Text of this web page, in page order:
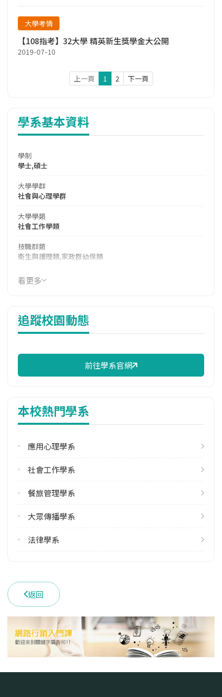
大學考情
【108指考】32大學 精英新生獎學金大公開
2019-07-10
上一頁 1 2 下一頁
學系基本資料
學制
學士,碩士
大學學群
社會與心理學群
大學學類
社會工作學類
技職群類
衛生與護理類,家政群幼保類
114年學費
37,908 元/學期
7,660 元/學期
114年註冊率
113學年度上學期
修輔系人數
113學年度上學期
雙主修人數
2
新竹市香山區玄奘路48號
看更多
追蹤校園動態
前往學系官網
本校熱門學系
應用心理學系
社會工作學系
餐旅管理學系
大眾傳播學系
法律學系
返回